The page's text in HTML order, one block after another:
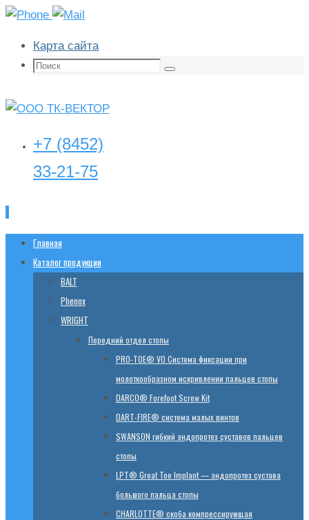
Карта сайта
Поиск:
Поиск
+7 (8452)
33-21-75
tk-
vector@yandex.ru
Перейти
содержимому
Главная
Каталог продукции
BALT
Phenox
WRIGHT
Передний отдел стопы
PRO-TOE® VO Система фиксации при
молоткообразном искривлении пальцев стопы
DARCO® Forefoot Screw Kit
DART-FIRE® система малых винтов
SWANSON гибкий эндопротез суставов пальцев
стопы
LPT® Great Toe Implant — эндопротез сустава
большого пальца стопы
CHARLOTTE® скоба компрессирующая